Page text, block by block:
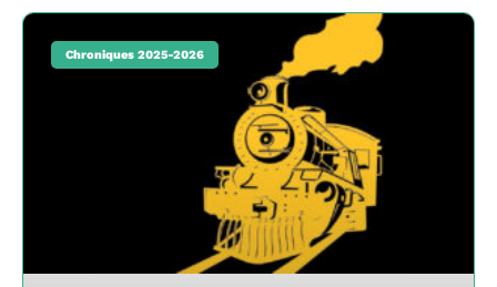
Chroniques 2025-2026